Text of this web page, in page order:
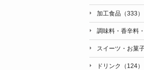
加工食品（333）
調味料・香辛料
スイーツ・お菓
ドリンク（124）